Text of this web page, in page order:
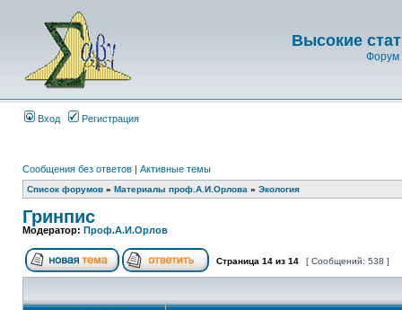
Высокие
Форум
Вход Регистрация
Сообщения без ответов | Активные темы
Список форумов » Материалы проф.А.И.Орлова » Экология
Гринпис
Модератор: Проф.А.И.Орлов
Страница 14 из 14 [ Сообщений: 538 ]